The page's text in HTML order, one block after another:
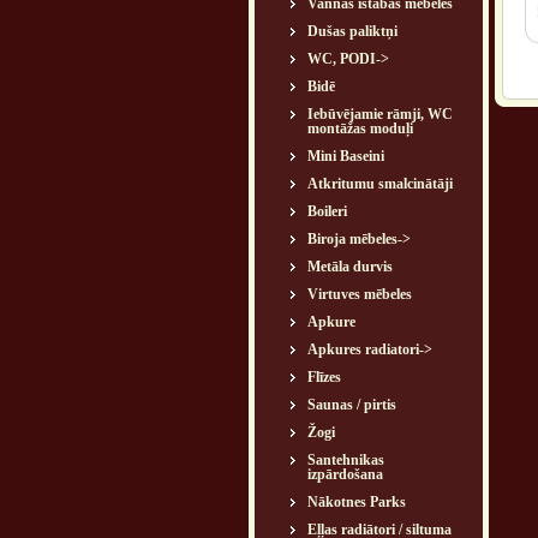
Vannas istabas mēbeles
Dušas paliktņi
WC, PODI->
Bidē
Iebūvējamie rāmji, WC
montāžas moduļi
Mini Baseini
Atkritumu smalcinātāji
Boileri
Biroja mēbeles->
Metāla durvis
Virtuves mēbeles
Apkure
Apkures radiatori->
Flīzes
Saunas / pirtis
Žogi
Santehnikas
izpārdošana
Nākotnes Parks
Eļļas radiātori / siltuma